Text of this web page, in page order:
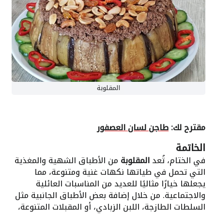
المقلوبة
مقترح لك:طاجن لسان العصفور
الخاتمة
في الختام، تُعدالمقلوبة من الأطباق الشهية والمغذية
التي تحمل في طياتها نكهات غنية ومتنوعة، مما
يجعلها خيارًا مثاليًا للعديد من المناسبات العائلية
والاجتماعية. من خلال إضافة بعض الأطباق الجانبية مثل
السلطات الطازجة، اللبن الزبادي، أو المقبلات المتنوعة،